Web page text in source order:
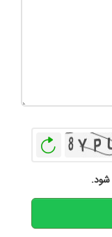
شود.